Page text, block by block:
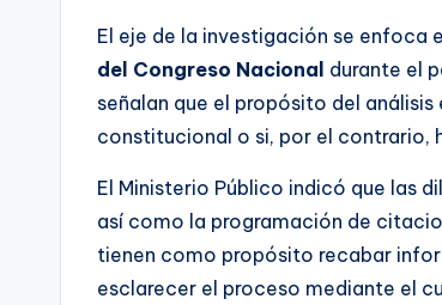
El eje de la investigación se enfoca
del Congreso Nacional durante el
señalan que el propósito del
constitucional o si, por el contrario,
El Ministerio Público indicó que las
así como la programación de
tienen como propósito recabar
esclarecer el proceso mediante el